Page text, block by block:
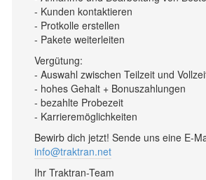
- Kunden kontaktieren
- Protkolle erstellen
- Pakete weiterleiten
Vergütung:
- Auswahl zwischen Teilzeit und
- hohes Gehalt + Bonuszahlungen
- bezahlte Probezeit
- Karrieremöglichkeiten
Bewirb dich jetzt! Sende uns eine E-
info@traktran.net
Ihr Traktran-Team